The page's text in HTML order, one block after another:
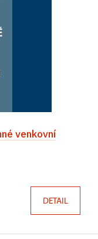
venkovní
DETAIL